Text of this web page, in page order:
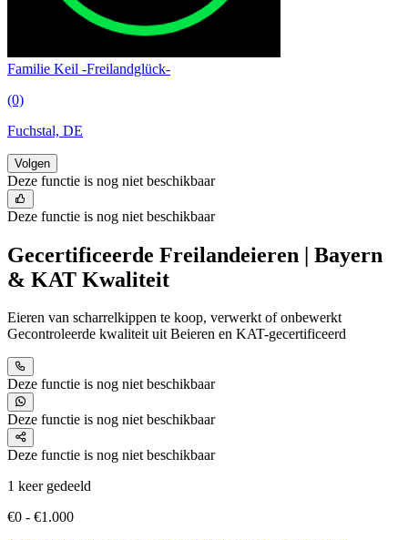
Familie Keil -Freilandglück-
(0)
Fuchstal, DE
Volgen
Deze functie is nog niet beschikbaar
Deze functie is nog niet beschikbaar
Gecertificeerde Freilandeieren | Bayern
& KAT Kwaliteit
Eieren van scharrelkippen te koop, verwerkt of onbewerkt
Gecontroleerde kwaliteit uit Beieren en KAT-gecertificeerd
Deze functie is nog niet beschikbaar
Deze functie is nog niet beschikbaar
Deze functie is nog niet beschikbaar
1 keer gedeeld
€0 - €1.000